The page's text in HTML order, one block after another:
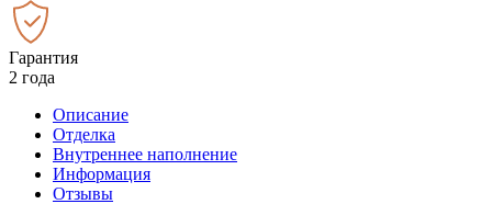
Гарантия
2 года
Описание
Отделка
Внутреннее наполнение
Информация
Отзывы